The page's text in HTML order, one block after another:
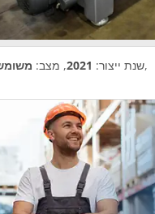
שנת ייצור: 2021, מצב: ,